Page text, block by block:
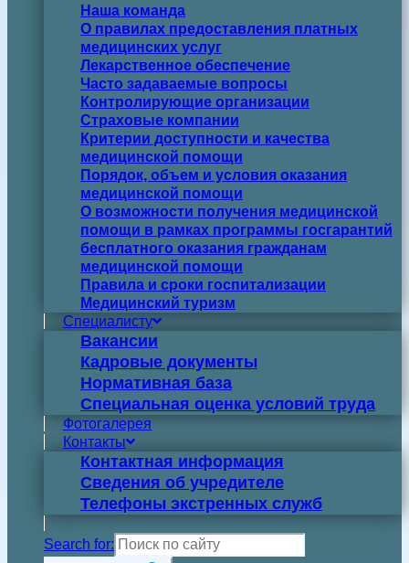
Наша команда
О правилах предоставления платных
медицинских услуг
Лекарственное обеспечение
Часто задаваемые вопросы
Контролирующие организации
Страховые компании
Критерии доступности и качества
медицинской помощи
Порядок, объем и условия оказания
медицинской помощи
О возможности получения медицинской
помощи в рамках программы госгарантий
бесплатного оказания гражданам
медицинской помощи
Правила и сроки госпитализации
Медицинский туризм
Специалисту
Вакансии
Кадровые документы
Нормативная база
Специальная оценка условий труда
Фотогалерея
Контакты
Контактная информация
Сведения об учредителе
Телефоны экстренных служб
Search for: